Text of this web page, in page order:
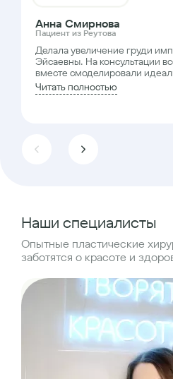
Анна Смирнова
Пациент из Реутова
Делала увеличение груди
Эйсаевны. На консультации
вместе смоделировали
Читать полностью
Наши специалисты
Опытные пластические
заботятся о красоте и